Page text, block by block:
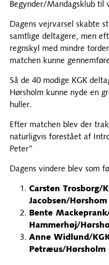
Begynder/Mandagsklub til
Dagens vejrvarsel skabte
samtlige deltagere, men
regnskyl med mindre
matchen kunne
Så de 40 modige KGK
Hørsholm kunne nyde en
huller.
Efter matchen blev der
naturligvis forestået af
Peter”
Dagens vindere blev som
Carsten Trosborg/
Jacobsen/Hørshom
Bente
Hammerhøj/
Anne Widlund/
Petræus/Hørsholm